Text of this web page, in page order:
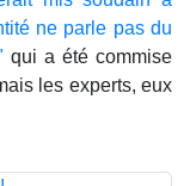
ne parle pas du
qui a été commise
les experts, eux